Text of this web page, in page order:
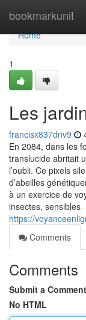
bookmarkunit
Home
Home
1
Les
francisx837dnv9
En 2084, dans les
translucide abritait
l’oubli. Ce pixels
d’abeilles
à un exercice de
insectes, sensibles
https://
Comments
Comments
Submit a Comment
No HTML